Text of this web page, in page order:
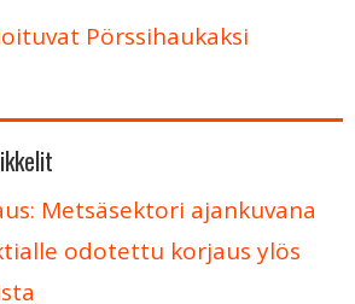
Pörssihaukaksi
Metsäsektori ajankuvana
odotettu korjaus ylös